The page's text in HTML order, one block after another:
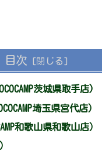
目次
茨城県取手店)
埼玉県宮代店）
和歌山県和歌山店）